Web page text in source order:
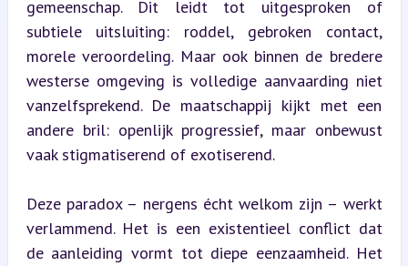
gemeenschap. Dit leidt tot uitgesproken of
subtiele uitsluiting: roddel, gebroken contact,
morele veroordeling. Maar ook binnen de bredere
westerse omgeving is volledige aanvaarding niet
vanzelfsprekend. De maatschappij kijkt met een
andere bril: openlijk progressief, maar onbewust
vaak stigmatiserend of exotiserend.
Deze paradox – nergens écht welkom zijn – werkt
verlammend. Het is een existentieel conflict dat
de aanleiding vormt tot diepe eenzaamheid. Het